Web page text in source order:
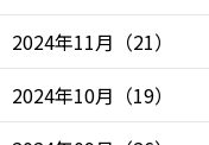
2024年11月 （21）
2024年10月 （19）